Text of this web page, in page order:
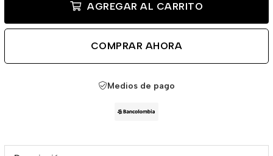
AGREGAR AL CARRITO
COMPRAR AHORA
Medios de pago